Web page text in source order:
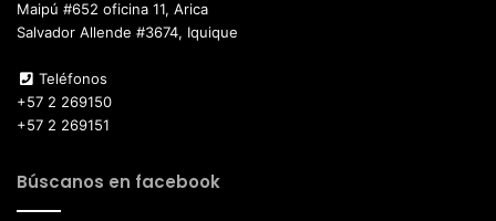
Maipú #652 oficina 11, Arica
Salvador Allende #3674, Iquique
Teléfonos
+57 2 269150
+57 2 269151
Búscanos en facebook